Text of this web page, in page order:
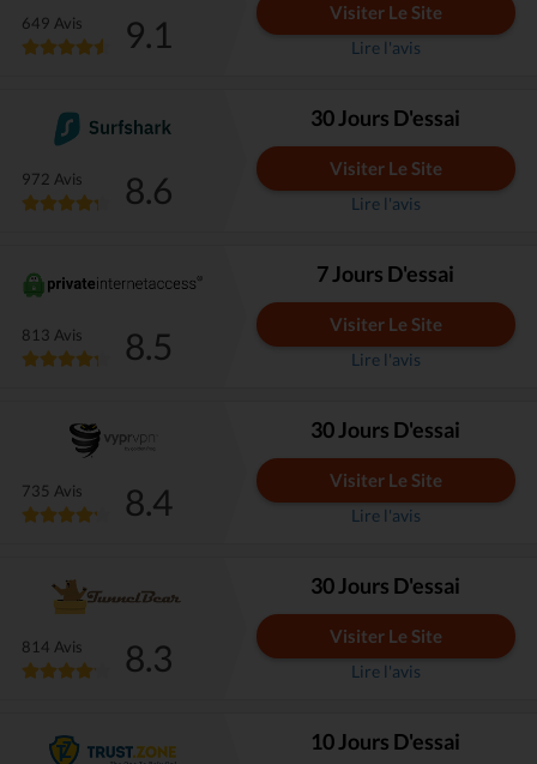
649 Avis 9.1 Visiter Le Site
Lire l'avis
972 Avis 8.6
30 Jours D'essai
Visiter Le Site
Lire l'avis
813 Avis 8.5
7 Jours D'essai
Visiter Le Site
Lire l'avis
735 Avis 8.4
30 Jours D'essai
Visiter Le Site
Lire l'avis
814 Avis 8.3
30 Jours D'essai
Visiter Le Site
Lire l'avis
10 Jours D'essai